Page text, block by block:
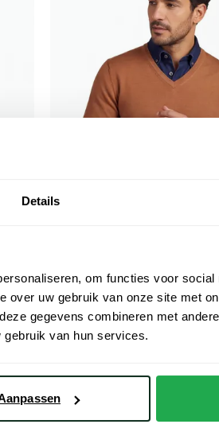
Details
om functies voor social
over uw gebruik van onze site met
gegevens combineren met
van hun services.
Born With Appetite
trui v-hals oranje effen
fit
€ 99,95 € 49,98
Toevoegen aan favorieten